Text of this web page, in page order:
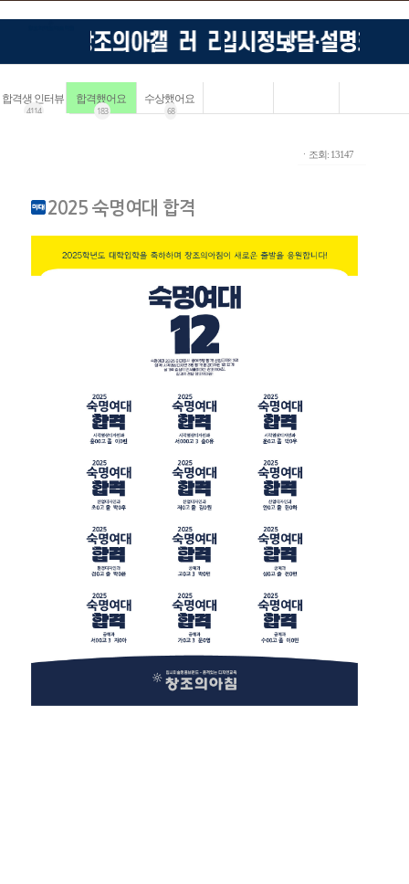
합격생 인터뷰
4114
합격했어요
183
수상했어요
68
ㆍ조회: 13147
2025 숙명여대 합격